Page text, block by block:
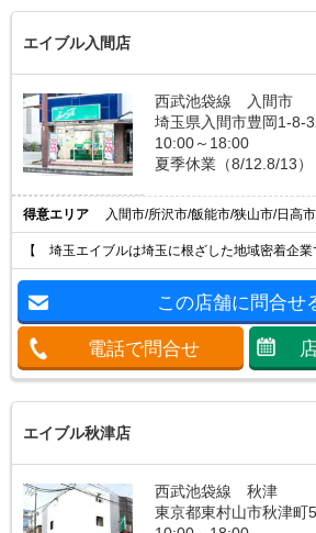
エイブル入間店
西武池袋線 入間市
埼玉県入間市豊岡1-
10:00～18:00
夏季休業（8/12.8/13）
得意エリア 入間市/所沢市/飯能市/狭山市/日高市
【 埼玉エイブルは埼玉に根ざした地域密着企
この店舗に問合せ
電話で問合せ
エイブル秋津店
西武池袋線 秋津
東京都東村山市秋津